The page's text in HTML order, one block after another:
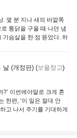
동아일보사
. 몇 분 지나 새의 바깥쪽
통닭을 구울 때 나던 냄
가슴살을 한 점 뜯었다. 하
날 (개정판) (보물창고)
?’ 이번에야말로 크게 혼
한편, ‘이 일은 절대 안
고 나서 주기를 기대하게